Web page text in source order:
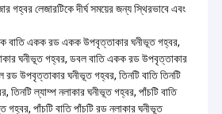
গহ্বর লেজারটিকে দীর্ঘ সময়ের জন্য স্থিরভাবে এবং
বাতি একক রড একক উপবৃত্তাকার ঘনীভূত গহ্বর,
ঘনীভূত গহ্বর, ডবল বাতি একক রড উপবৃত্তাকার
উপবৃত্তাকার ঘনীভূত গহ্বর, তিনটি বাতি তিনটি
ল্যাম্প নলাকার ঘনীভূত গহ্বর, পাঁচটি বাতি
পাঁচটি বাতি পাঁচটি রড নলাকার ঘনীভূত